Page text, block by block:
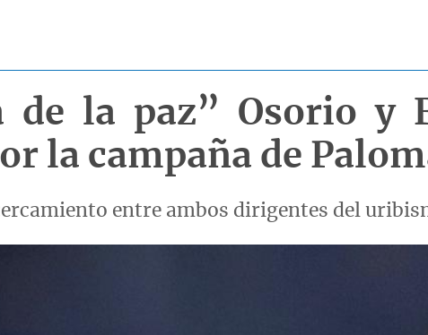
de la paz” Osorio y
la campaña de
entre ambos dirigentes del